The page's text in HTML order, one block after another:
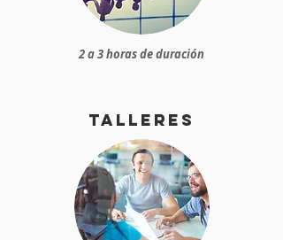
2 a 3 horas de duración
talleres